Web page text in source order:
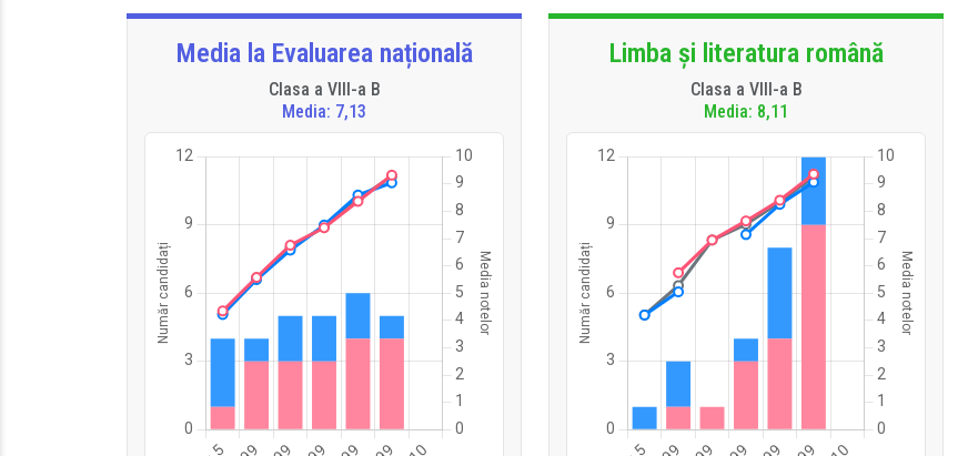
Media la Evaluarea națională
Clasa a VIII-a B
Media: 7,13
Limba și literatura română
Clasa a VIII-a B
Media: 8,11